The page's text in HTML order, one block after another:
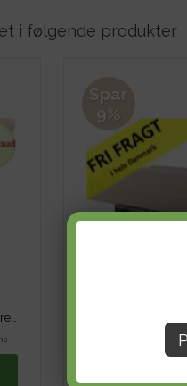
i følgende produkter
Spar
9%